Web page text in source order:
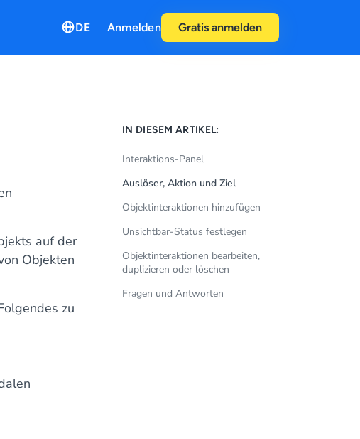
DE Anmelden Gratis anmelden
auf der
Objekten
zu
IN DIESEM ARTIKEL:
Interaktions-Panel
Auslöser, Aktion und Ziel
Objektinteraktionen hinzufügen
Unsichtbar-Status festlegen
Objektinteraktionen bearbeiten,
duplizieren oder löschen
Fragen und Antworten